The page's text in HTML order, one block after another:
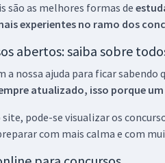
são as melhores formas de
experientes no ramo dos
abertos: saiba sobre
a nossa ajuda para ficar sabendo
atualizado, isso porque
site, pode-se visualizar os
com mais calma e com